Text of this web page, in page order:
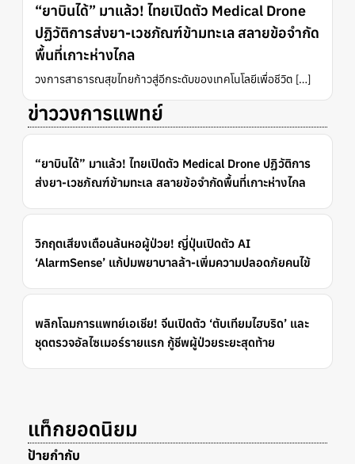
“ยาบินได้” มาแล้ว! ไทยเปิดตัว Medical Drone
ปฏิวัติการส่งยา-เวชภัณฑ์ข้ามทะเล สลายข้อจำกัด
พื้นที่เกาะห่างไกล
วงการสาธารณสุขไทยก้าวสู่อีกระดับของเทคโนโลยีเพื่อชีวิต […]
ข่าววงการแพทย์
“ยาบินได้” มาแล้ว! ไทยเปิดตัว Medical Drone ปฏิวัติการ
ส่งยา-เวชภัณฑ์ข้ามทะเล สลายข้อจำกัดพื้นที่เกาะห่างไกล
วิกฤตเสียงเตือนล้นหอผู้ป่วย! ญี่ปุ่นเปิดตัว AI
‘AlarmSense’ แก้ปมพยาบาลล้า-เพิ่มความปลอดภัยคนไข้
พลิกโฉมการแพทย์เอเชีย! จีนเปิดตัว ‘ตับเทียมไฮบริด’ และ
ชุดตรวจอัลไซเมอร์รายแรก กู้ชีพผู้ป่วยระยะสุดท้าย
แท็กยอดนิยม
ป้ายกำกับ